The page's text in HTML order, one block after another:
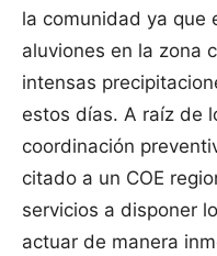
la comunidad ya que
aluviones en la zona
intensas
estos días. A raíz de
coordinación
citado a un COE
servicios a disponer
actuar de manera